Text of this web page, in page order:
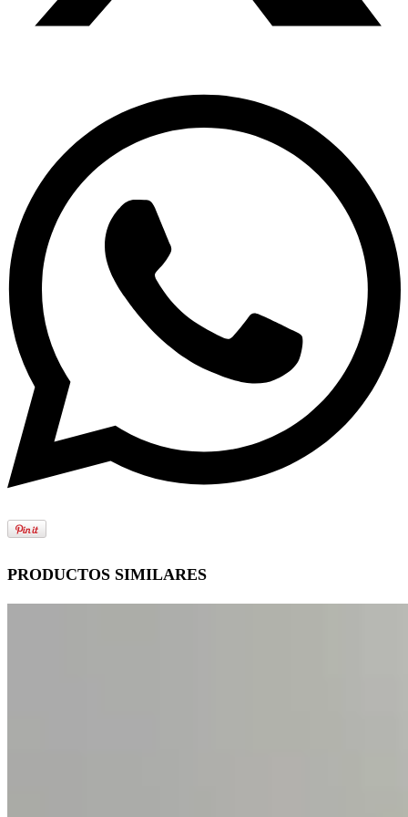
PRODUCTOS SIMILARES